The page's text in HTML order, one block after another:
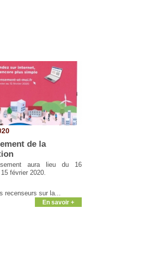
de la
aura lieu du 16
février 2020.
recenseurs sur la...
En savoir +